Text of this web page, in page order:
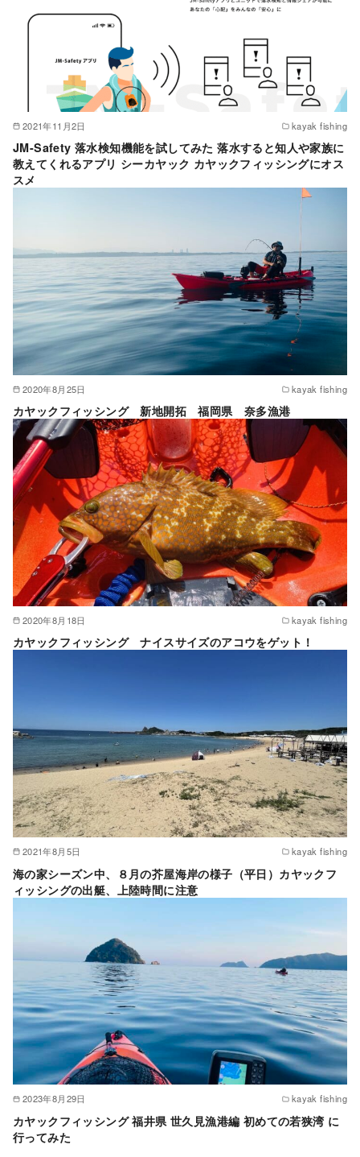
2021年11月2日 kayak fishing
JM-Safety 落水検知機能を試してみた 落水すると知人や家族に
教えてくれるアプリ シーカヤック カヤックフィッシングにオス
スメ
2020年8月25日 kayak fishing
カヤックフィッシング 新地開拓 福岡県 奈多漁港
2020年8月18日 kayak fishing
カヤックフィッシング ナイスサイズのアコウをゲット！
2021年8月5日 kayak fishing
海の家シーズン中、８月の芥屋海岸の様子（平日）カヤックフ
ィッシングの出艇、上陸時間に注意
2023年8月29日 kayak fishing
カヤックフィッシング 福井県 世久見漁港編 初めての若狭湾 に
行ってみた